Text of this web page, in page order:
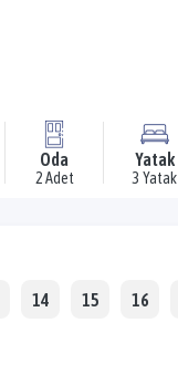
Oda
2 Adet
Yatak
3 Yatak
14 15 16